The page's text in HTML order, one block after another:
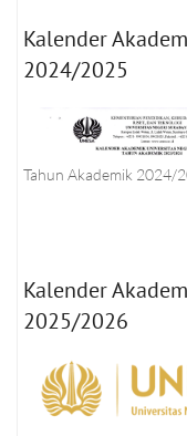
Kalender
2024/2025
Tahun Akademik 2024/
Kalender
2025/2026